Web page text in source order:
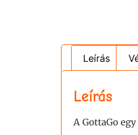
Leírás
Leírás
A GottaGo